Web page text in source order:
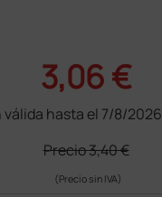
3,06 €
válida hasta el 7/8/2026
Precio3,40 €
(Precio sin IVA)